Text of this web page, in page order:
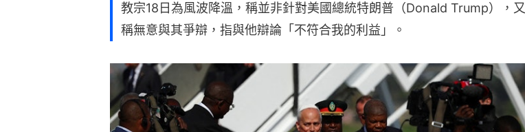
教宗18日為風波降溫，稱並非針對美國總統特朗普（Donald Trump），又
稱無意與其爭辯，指與他辯論「不符合我的利益」。